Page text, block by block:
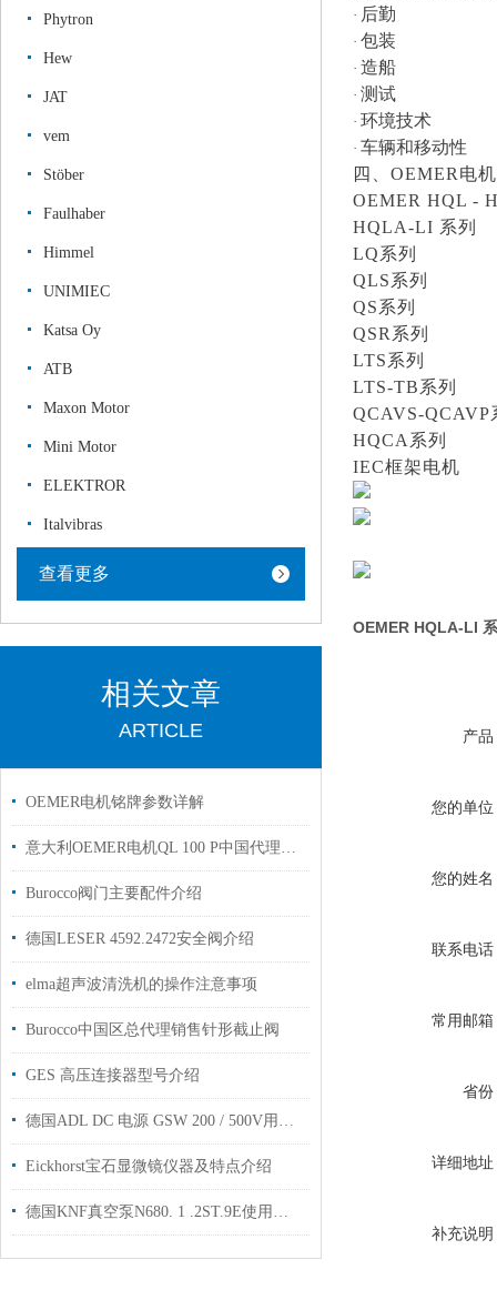
Phytron
Hew
JAT
vem
Stöber
Faulhaber
Himmel
UNIMIEC
Katsa Oy
ATB
Maxon Motor
Mini Motor
ELEKTROR
Italvibras
查看更多
相关文章
ARTICLE
OEMER电机铭牌参数详解
意大利OEMER电机QL 100 P中国代理库存现货用于钢厂
Burocco阀门主要配件介绍
德国LESER 4592.2472安全阀介绍
elma超声波清洗机的操作注意事项
Burocco中国区总代理销售针形截止阀
GES 高压连接器型号介绍
德国ADL DC 电源 GSW 200 / 500V用于半导体真空镀膜工厂授权
Eickhorst宝石显微镜仪器及特点介绍
德国KNF真空泵N680. 1 .2ST.9E使用注意事项
· 后勤
· 包装
· 造船
· 测试
· 环境技术
· 车辆和移动性
四、 OEMER 电
OEMER HQL -
HQLA-LI 系列
LQ系列
QLS系列
QS系列
QSR系列
LTS系列
LTS-TB系列
QCAVS-QCAVP
HQCA系列
IEC框架电机
OEMER HQLA-LI
产品
您的单位
您的姓名
联系电话
常用邮箱
省份
详细地址
补充说明